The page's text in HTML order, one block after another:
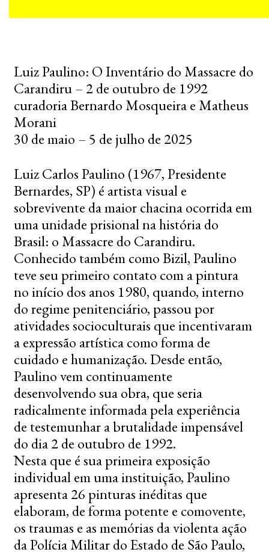
Luiz Paulino: O Inventário do Massacre do
Carandiru – 2 de outubro de 1992
curadoria Bernardo Mosqueira e Matheus
Morani
30 de maio – 5 de julho de 2025
Luiz Carlos Paulino (1967, Presidente
Bernardes, SP) é artista visual e
sobrevivente da maior chacina ocorrida em
uma unidade prisional na história do
Brasil: o Massacre do Carandiru.
Conhecido também como Bizil, Paulino
teve seu primeiro contato com a pintura
no início dos anos 1980, quando, interno
do regime penitenciário, passou por
atividades socioculturais que incentivaram
a expressão artística como forma de
cuidado e humanização. Desde então,
Paulino vem continuamente
desenvolvendo sua obra, que seria
radicalmente informada pela experiência
de testemunhar a brutalidade impensável
do dia 2 de outubro de 1992.
Nesta que é sua primeira exposição
individual em uma instituição, Paulino
apresenta 26 pinturas inéditas que
elaboram, de forma potente e comovente,
os traumas e as memórias da violenta ação
da Polícia Militar do Estado de São Paulo,